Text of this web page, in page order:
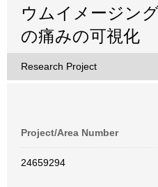
ウムイメージン
の痛みの可視化
Research Project
Project/Area Number
24659294